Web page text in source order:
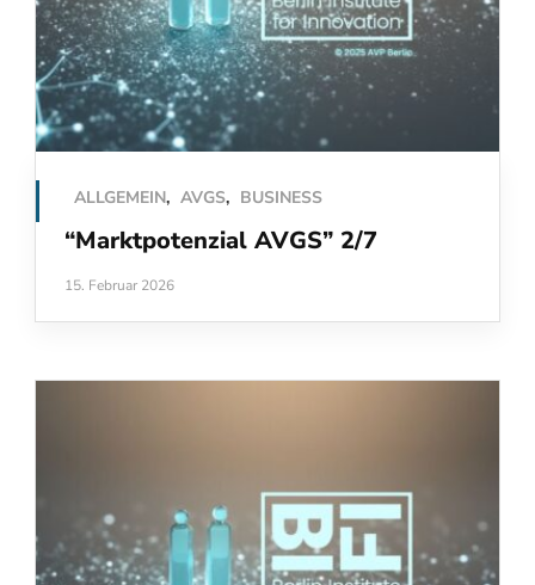
ALLGEMEIN, AVGS, BUSINESS
“Marktpotenzial AVGS” 2/7
15. Februar 2026